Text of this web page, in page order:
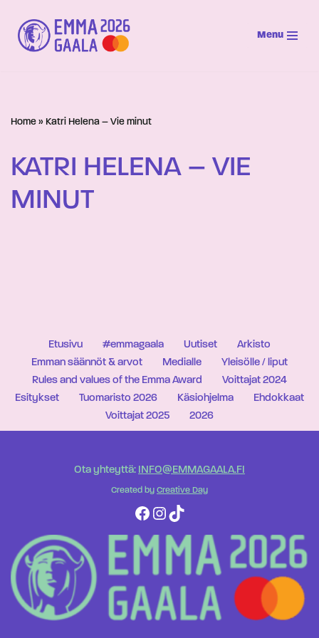
Siirry
suoraan
Menu
Home » Katri Helena – Vie minut
KATRI HELENA – VIE
MINUT
Etusivu #emmagaala Uutiset
Arkisto
Emman säännöt & arvot
Medialle
Yleisölle / liput
Rules and values of the Emma Award
Voittajat 2024
Esitykset
Tuomaristo 2026 Käsiohjelma
Ehdokkaat
Voittajat 2025
2026
Ota yhteyttä: INFO@EMMAGAALA.FI
Created by Creative Day